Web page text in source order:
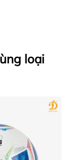
loại